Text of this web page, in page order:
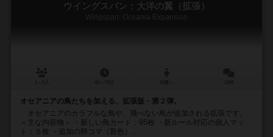
ウイングスパン：大洋の翼（拡張）
Wingspan: Oceania Expansion
オセアニアの鳥たちを加える、拡張版・第２弾。
オセアニアのカラフルな鳥や、飛べない鳥が追加される拡張です。
＜主な内容物＞ ・新しい鳥カード：95枚 ・新ルール対応の個人マッ
ト：５枚 ・追加の卵コマ（新色）...